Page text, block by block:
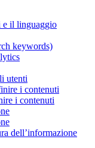
e il linguaggio
keywords)
utenti
i contenuti
i contenuti
dell’informazione